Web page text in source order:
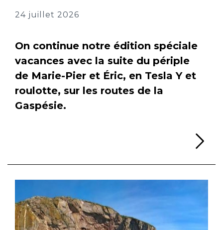
24 juillet 2026
On continue notre édition spéciale
vacances avec la suite du périple
de Marie-Pier et Éric, en Tesla Y et
roulotte, sur les routes de la
Gaspésie.